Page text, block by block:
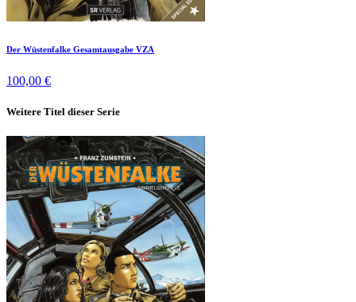
Der Wüstenfalke Gesamtausgabe VZA
100,00 €
Weitere Titel dieser Serie